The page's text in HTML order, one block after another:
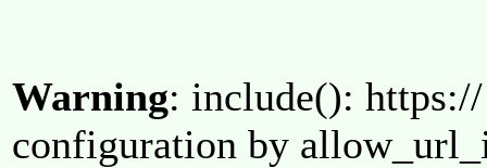
Warning: include():
configuration by